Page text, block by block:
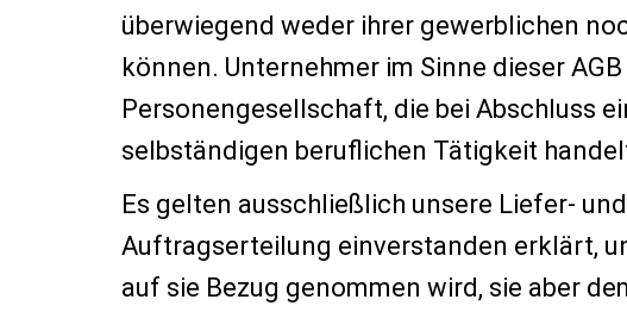
überwiegend weder ihrer gewerblichen
können. Unternehmer im Sinne dieser
Personengesellschaft, die bei Abschluss
selbständigen beruflichen Tätigkeit
Es gelten ausschließlich unsere Liefer-
Auftragserteilung einverstanden erklärt,
auf sie Bezug genommen wird, sie aber